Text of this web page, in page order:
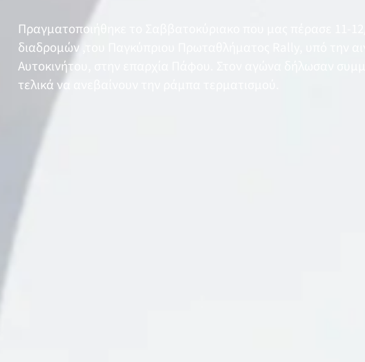
Πραγματοποιήθηκε το Σαββατοκύριακο που μας πέρασε 11-12/
διαδρομών ,του Παγκύπριου Πρωταθλήματος Rally, υπό την
Αυτοκινήτου, στην επαρχία Πάφου. Στον αγώνα δήλωσαν
τελικά να ανεβαίνουν την ράμπα τερματισμού.